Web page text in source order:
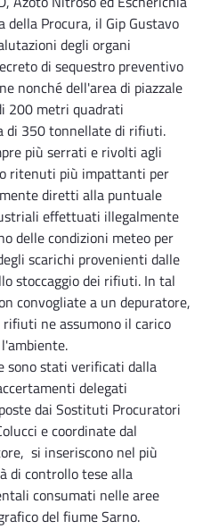
della Procura, il Gip Gustavo
degli organi
di sequestro preventivo
nonché dell'area di piazzale
200 metri quadrati
di 350 tonnellate di rifiuti.
più serrati e rivolti agli
ritenuti più impattanti per
diretti alla puntuale
effettuati illegalmente
delle condizioni meteo per
scarichi provenienti dalle
stoccaggio dei rifiuti. In tal
convogliate a un depuratore,
ne assumono il carico
sono stati verificati dalla
delegati
dai Sostituti Procuratori
e coordinate dal
si inseriscono nel più
di controllo tese alla
consumati nelle aree
del fiume Sarno.